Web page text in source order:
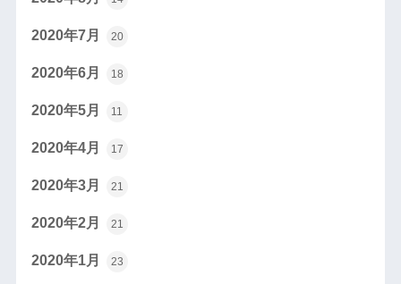
2020年7月 20
2020年6月 18
2020年5月 11
2020年4月 17
2020年3月 21
2020年2月 21
2020年1月 23